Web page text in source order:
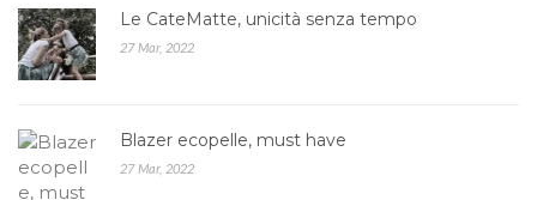
Le CateMatte, unicità senza tempo
27 Mar, 2022
Blazer ecopelle, must have
27 Mar, 2022